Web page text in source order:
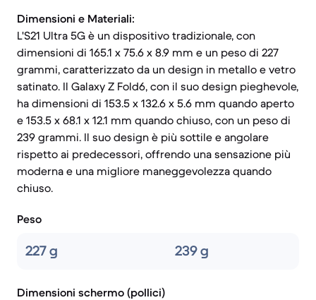
Dimensioni e Materiali:
L'S21 Ultra 5G è un dispositivo tradizionale, con
dimensioni di 165.1 x 75.6 x 8.9 mm e un peso di 227
grammi, caratterizzato da un design in metallo e vetro
satinato. Il Galaxy Z Fold6, con il suo design pieghevole,
ha dimensioni di 153.5 x 132.6 x 5.6 mm quando aperto
e 153.5 x 68.1 x 12.1 mm quando chiuso, con un peso di
239 grammi. Il suo design è più sottile e angolare
rispetto ai predecessori, offrendo una sensazione più
moderna e una migliore maneggevolezza quando
chiuso.
Peso
227 g 239 g
Dimensioni schermo (pollici)